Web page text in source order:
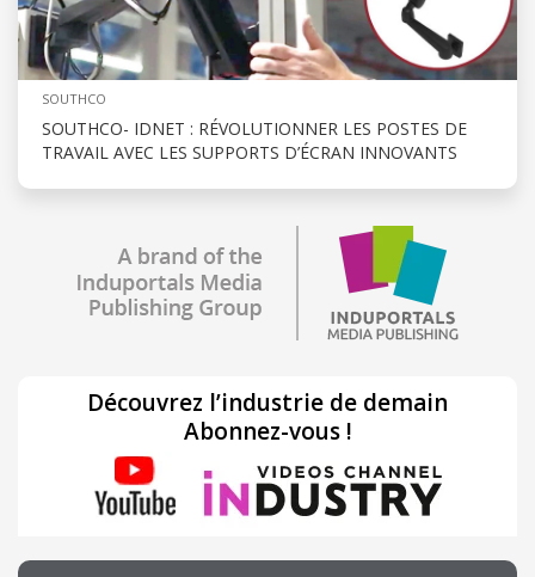
SOUTHCO
SOUTHCO- IDNET : RÉVOLUTIONNER LES POSTES DE
TRAVAIL AVEC LES SUPPORTS D’ÉCRAN INNOVANTS
Découvrez l’industrie de demain
Abonnez-vous !